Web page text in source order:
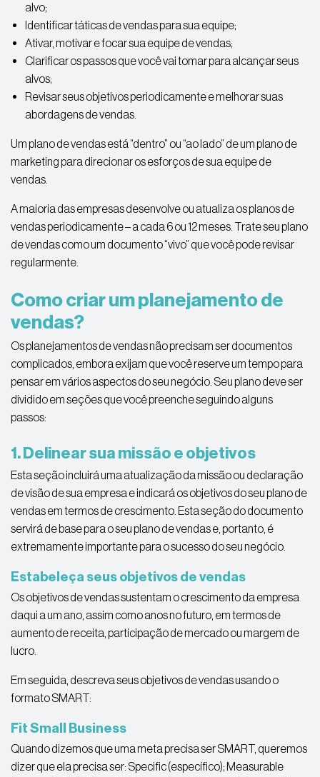
alvo;
Identificar táticas de vendas para sua equipe;
Ativar, motivar e focar sua equipe de vendas;
Clarificar os passos que você vai tomar para alcançar seus
alvos;
Revisar seus objetivos periodicamente e melhorar suas
abordagens de vendas.
Um plano de vendas está “dentro” ou “ao lado” de um plano de
marketing para direcionar os esforços de sua equipe de
vendas.
A maioria das empresas desenvolve ou atualiza os planos de
vendas periodicamente – a cada 6 ou 12 meses. Trate seu plano
de vendas como um documento “vivo” que você pode revisar
regularmente.
Como criar um planejamento de
vendas?
Os planejamentos de vendas não precisam ser documentos
complicados, embora exijam que você reserve um tempo para
pensar em vários aspectos do seu negócio. Seu plano deve ser
dividido em seções que você preenche seguindo alguns
passos:
1. Delinear sua missão e objetivos
Esta seção incluirá uma atualização da missão ou declaração
de visão de sua empresa e indicará os objetivos do seu plano de
vendas em termos de crescimento. Esta seção do documento
servirá de base para o seu plano de vendas e, portanto, é
extremamente importante para o sucesso do seu negócio.
Estabeleça seus objetivos de vendas
Os objetivos de vendas sustentam o crescimento da empresa
daqui a um ano, assim como anos no futuro, em termos de
aumento de receita, participação de mercado ou margem de
lucro.
Em seguida, descreva seus objetivos de vendas usando o
formato SMART:
Fit Small Business
Quando dizemos que uma meta precisa ser SMART, queremos
dizer que ela precisa ser: Specific (específico); Measurable